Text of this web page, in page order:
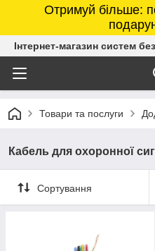
Отримуй більше:
Інтернет-магазин систем
Товари та послуги
Кабель для охоронної
Сортування